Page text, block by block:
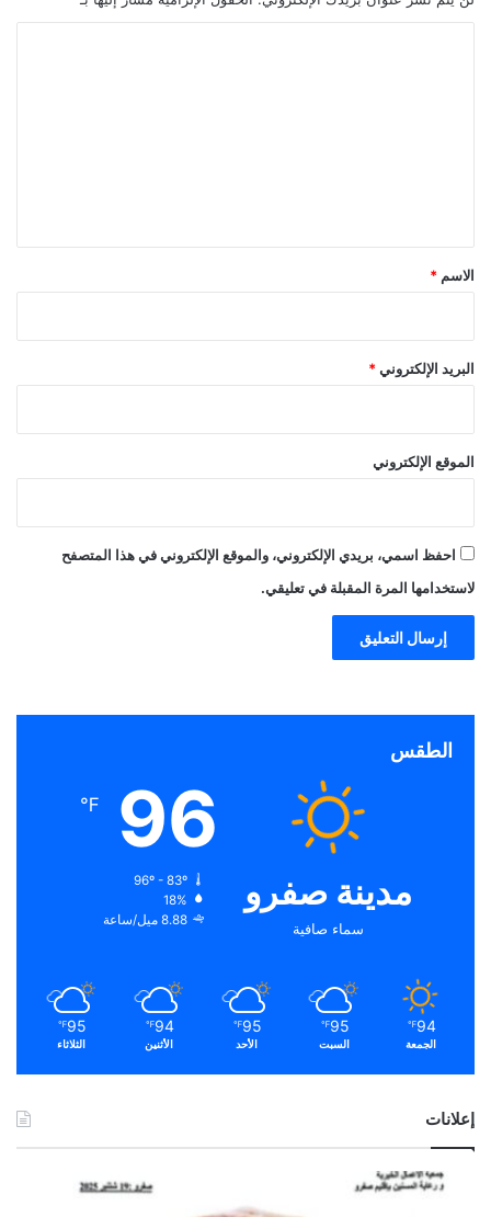
*
الاسم *
البريد الإلكتروني *
الموقع الإلكتروني
احفظ اسمي، بريدي الإلكتروني، والموقع الإلكتروني في هذا المتصفح
لاستخدامها المرة المقبلة في تعليقي.
الطقس
مدينة صفرو
سماء صافية
96
℉
96º - 83º
18%
8.88 ميل/ساعة
94
℉
الجمعة
95
℉
السبت
95
℉
الأحد
94
℉
الأثنين
95
℉
الثلاثاء
إعلانات